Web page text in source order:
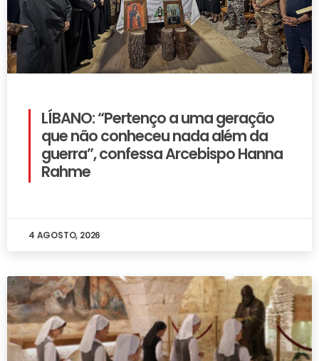
LÍBANO: “Pertenço a uma geração
que não conheceu nada além da
guerra”, confessa Arcebispo Hanna
Rahme
4 AGOSTO, 2026